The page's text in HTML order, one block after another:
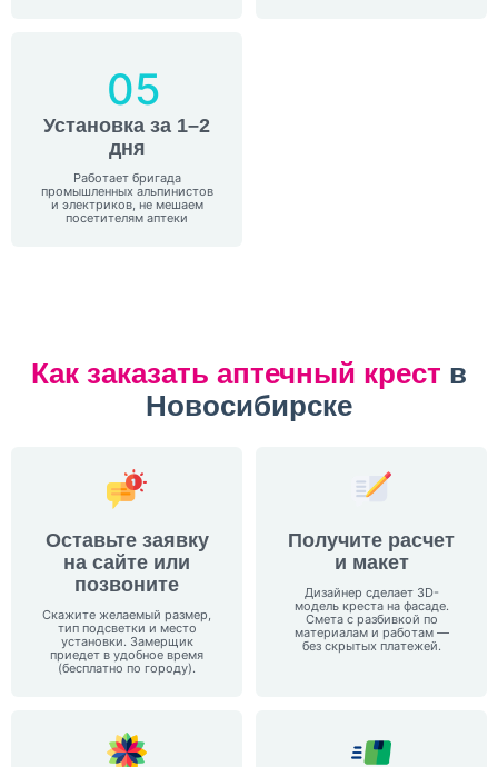
05
Установка за 1–2
дня
Работает бригада
промышленных альпинистов
и электриков, не мешаем
посетителям аптеки
Как заказать аптечный крест в
Новосибирске
Оставьте заявку
на сайте или
позвоните
Скажите желаемый размер,
тип подсветки и место
установки. Замерщик
приедет в удобное время
(бесплатно по городу).
Получите расчет
и макет
Дизайнер сделает 3D-
модель креста на фасаде.
Смета с разбивкой по
материалам и работам —
без скрытых платежей.